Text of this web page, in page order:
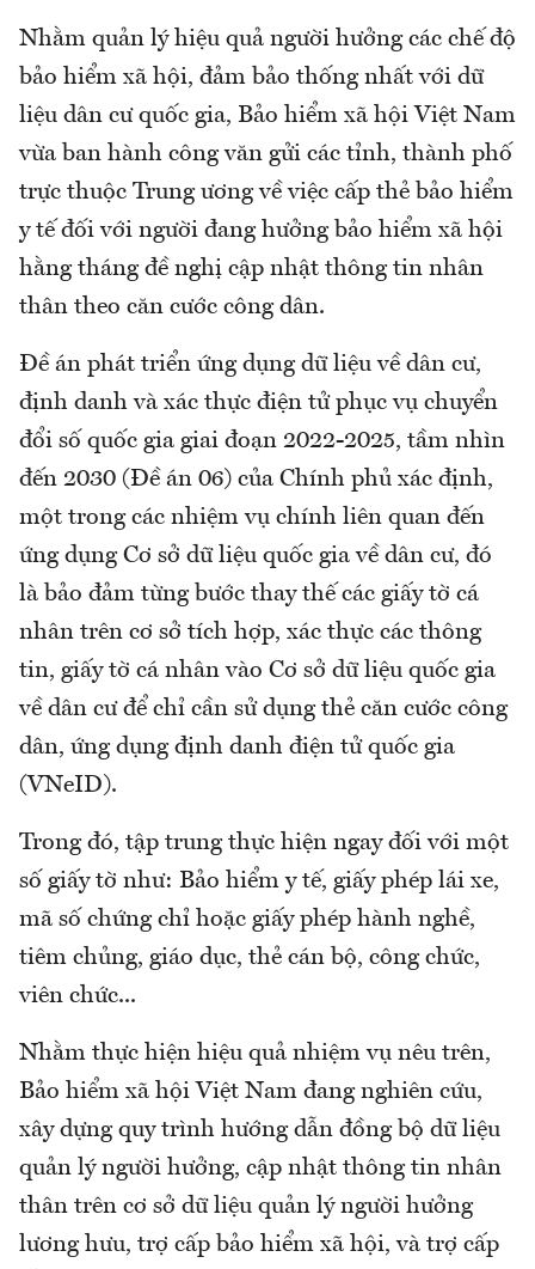
Nhằm quản lý hiệu quả người hưởng các chế độ
bảo hiểm xã hội, đảm bảo thống nhất với dữ
liệu dân cư quốc gia, Bảo hiểm xã hội Việt Nam
vừa ban hành công văn gửi các tỉnh, thành phố
trực thuộc Trung ương về việc cấp thẻ bảo hiểm
y tế đối với người đang hưởng bảo hiểm xã hội
hằng tháng đề nghị cập nhật thông tin nhân
thân theo căn cước công dân.
Đề án phát triển ứng dụng dữ liệu về dân cư,
định danh và xác thực điện tử phục vụ chuyển
đổi số quốc gia giai đoạn 2022-2025, tầm nhìn
đến 2030 (Đề án 06) của Chính phủ xác định,
một trong các nhiệm vụ chính liên quan đến
ứng dụng Cơ sở dữ liệu quốc gia về dân cư, đó
là bảo đảm từng bước thay thế các giấy tờ cá
nhân trên cơ sở tích hợp, xác thực các thông
tin, giấy tờ cá nhân vào Cơ sở dữ liệu quốc gia
về dân cư để chỉ cần sử dụng thẻ căn cước công
dân, ứng dụng định danh điện tử quốc gia
(VNeID).
Trong đó, tập trung thực hiện ngay đối với một
số giấy tờ như: Bảo hiểm y tế, giấy phép lái xe,
mã số chứng chỉ hoặc giấy phép hành nghề,
tiêm chủng, giáo dục, thẻ cán bộ, công chức,
viên chức...
Nhằm thực hiện hiệu quả nhiệm vụ nêu trên,
Bảo hiểm xã hội Việt Nam đang nghiên cứu,
xây dựng quy trình hướng dẫn đồng bộ dữ liệu
quản lý người hưởng, cập nhật thông tin nhân
thân trên cơ sở dữ liệu quản lý người hưởng
lương hưu, trợ cấp bảo hiểm xã hội, và trợ cấp